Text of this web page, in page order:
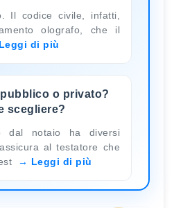
Il codice civile, infatti,
olografo, che il
Leggi di più
o privato?
scegliere?
dal notaio ha diversi
al testatore che
Leggi di più